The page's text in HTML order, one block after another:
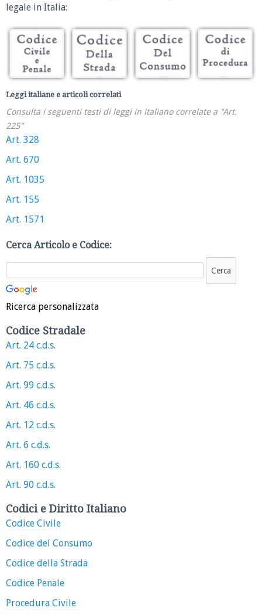
legale in Italia:
Leggi italiane e articoli correlati
Consulta i seguenti testi di leggi in italiano correlate a "Art.
225"
Art. 328
Art. 670
Art. 1035
Art. 155
Art. 1571
Cerca Articolo e Codice:
Ricerca personalizzata
Codice Stradale
Art. 24 c.d.s.
Art. 75 c.d.s.
Art. 99 c.d.s.
Art. 46 c.d.s.
Art. 12 c.d.s.
Art. 6 c.d.s.
Art. 160 c.d.s.
Art. 90 c.d.s.
Codici e Diritto Italiano
Codice Civile
Codice del Consumo
Codice della Strada
Codice Penale
Procedura Civile